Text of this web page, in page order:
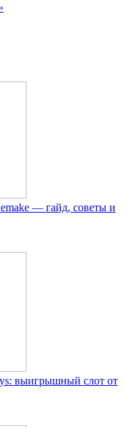
— гайд, советы и
выигрышный слот от